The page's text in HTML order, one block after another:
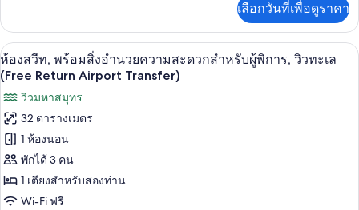
ดับเบิล,
วิว
เมือง
(Free
Return
Airport
Transfer)
เกี่ยว
กับ
ห้อง
ดี
ลัก
ซ์
ดับเบิล,
วิว
เมือง
(Free
Airport
Transfer)
เลือกวันที่เพื่อดูราคา
เปิด
ภาพถ่าย
ทั้งหมด
ของ
ห้อง
สวีท,
พร้อม
มินิบาร์, ตู้นิรภัยในห้องพัก, โต๊ะทำงาน,
7
ห้องสวีท, พร้อมสิ่งอำนวยความสะดวกสำหรับผู้พิการ, วิวทะเล
(Free Return Airport Transfer)
วิวมหาสมุทร
32 ตารางเมตร
1 ห้องนอน
พักได้ 3 คน
1 เตียงสำหรับสองท่าน
Wi-Fi ฟรี